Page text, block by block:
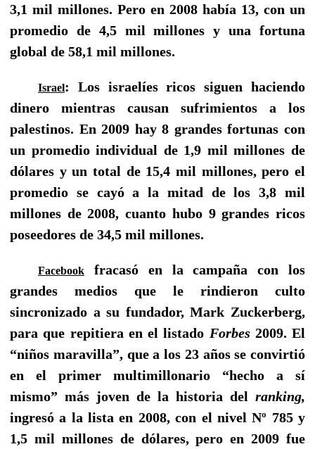
3,1 mil millones. Pero en 2008 había 13, con un
promedio de 4,5 mil millones y una fortuna
global de 58,1 mil millones.
Israel: Los israelíes ricos siguen haciendo
dinero mientras causan sufrimientos a los
palestinos. En 2009 hay 8 grandes fortunas con
un promedio individual de 1,9 mil millones de
dólares y un total de 15,4 mil millones, pero el
promedio se cayó a la mitad de los 3,8 mil
millones de 2008, cuanto hubo 9 grandes ricos
poseedores de 34,5 mil millones.
Facebook
fracasó en la campaña con los
grandes medios que le rindieron culto
sincronizado a su fundador, Mark Zuckerberg,
para que repitiera en el listado Forbes 2009. El
“niños maravilla”, que a los 23 años se convirtió
en el primer multimillonario “hecho a sí
mismo” más joven de la historia del ranking,
ingresó a la lista en 2008, con el nivel Nº 785 y
1,5 mil millones de dólares, pero en 2009 fue